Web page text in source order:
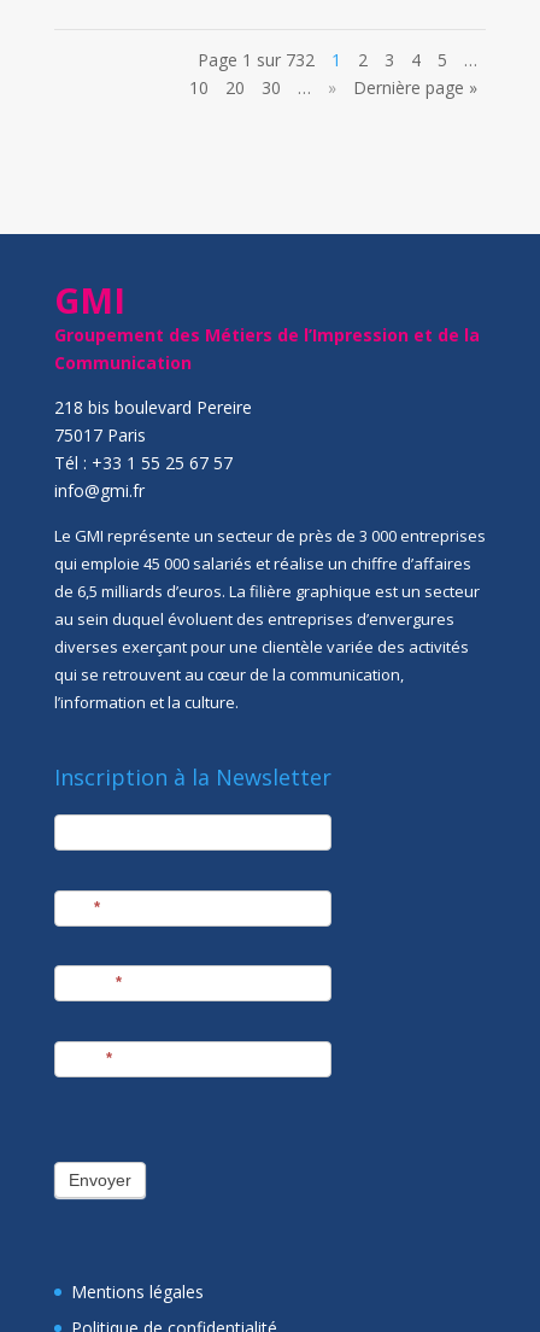
Page 1 sur 732 1 2 3 4 5
…
10
20 30 … » Dernière page »
GMI
Groupement des Métiers de l’Impression et de la
Communication
218 bis boulevard Pereire
75017 Paris
Tél : +33 1 55 25 67 57
info@gmi.fr
Le GMI représente un secteur de près de 3 000 entreprises
qui emploie 45 000 salariés et réalise un chiffre d’affaires
de 6,5 milliards d’euros. La filière graphique est un secteur
au sein duquel évoluent des entreprises d’envergures
diverses exerçant pour une clientèle variée des activités
qui se retrouvent au cœur de la communication,
l’information et la culture.
Inscription à la Newsletter
newsletter
*
*
*
Envoyer
Mentions légales